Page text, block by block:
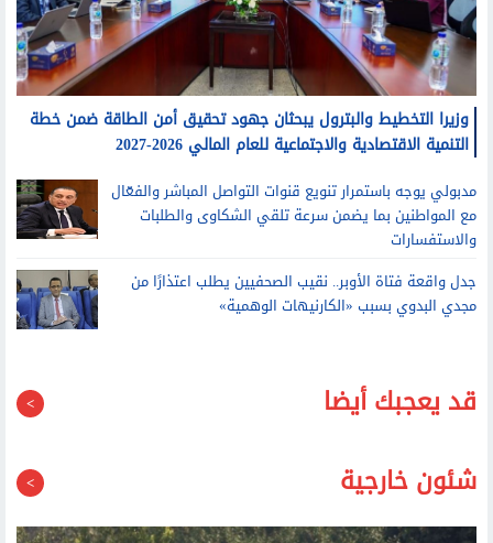
وزيرا التخطيط والبترول يبحثان جهود تحقيق أمن الطاقة ضمن خطة
التنمية الاقتصادية والاجتماعية للعام المالي 2026-2027
مدبولي يوجه باستمرار تنويع قنوات التواصل المباشر والفعّال
مع المواطنين بما يضمن سرعة تلقي الشكاوى والطلبات
والاستفسارات
جدل واقعة فتاة الأوبر.. نقيب الصحفيين يطلب اعتذارًا من
مجدي البدوي بسبب «الكارنيهات الوهمية»
قد يعجبك أيضا
شئون خارجية